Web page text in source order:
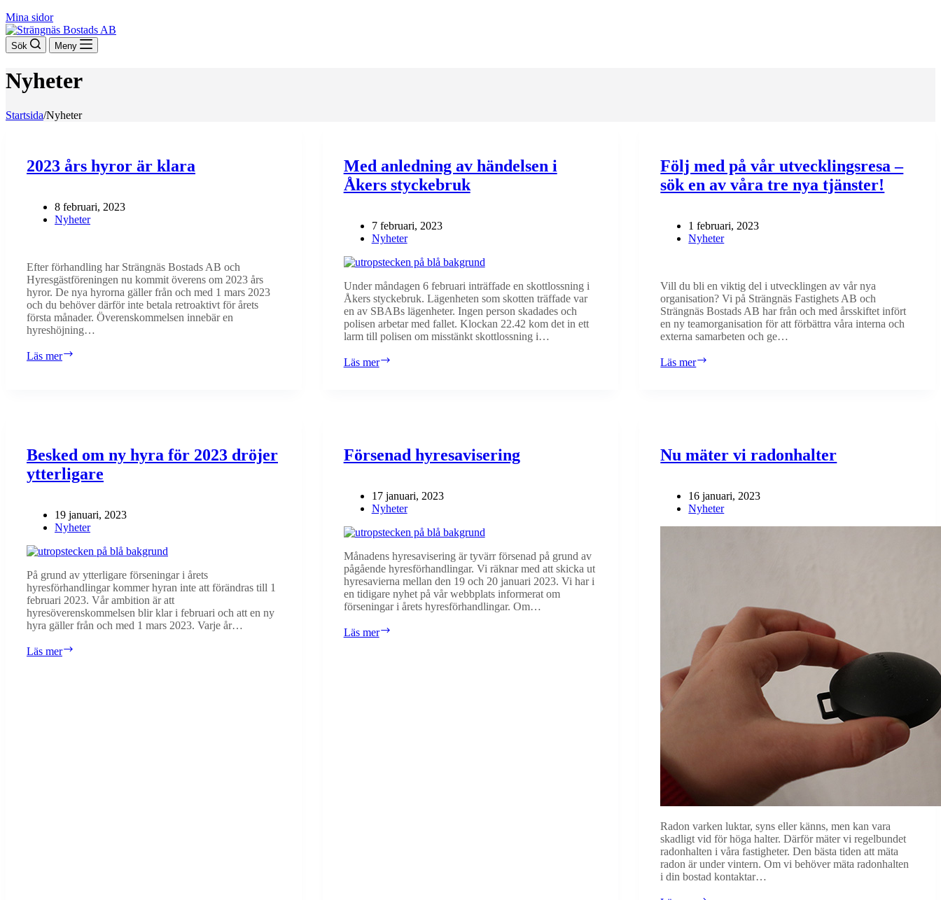
Mina sidor
Sök Meny
Nyheter
Startsida/Nyheter
2023 års hyror är klara
8 februari, 2023
Nyheter
Efter förhandling har Strängnäs Bostads AB och
Hyresgästföreningen nu kommit överens om 2023 års
hyror. De nya hyrorna gäller från och med 1 mars 2023
och du behöver därför inte betala retroaktivt för årets
första månader. Överenskommelsen innebär en
hyreshöjning…
Läs mer
Med anledning av händelsen i
Åkers styckebruk
7 februari, 2023
Nyheter
Under måndagen 6 februari inträffade en skottlossning i
Åkers styckebruk. Lägenheten som skotten träffade var
en av SBABs lägenheter. Ingen person skadades och
polisen arbetar med fallet. Klockan 22.42 kom det in ett
larm till polisen om misstänkt skottlossning i…
Läs mer
Följ med på vår utvecklingsresa –
sök en av våra tre nya tjänster!
1 februari, 2023
Nyheter
Vill du bli en viktig del i utvecklingen av vår nya
organisation? Vi på Strängnäs Fastighets AB och
Strängnäs Bostads AB har från och med årsskiftet infört
en ny teamorganisation för att förbättra våra interna och
externa samarbeten och ge…
Läs mer
av
nya
tjänster!
Besked om ny hyra för 2023 dröjer
ytterligare
19 januari, 2023
Nyheter
På grund av ytterligare förseningar i årets
hyresförhandlingar kommer hyran inte att förändras till 1
februari 2023. Vår ambition är att
hyresöverenskommelsen blir klar i februari och att en ny
hyra gäller från och med 1 mars 2023. Varje år…
Läs mer
Försenad hyresavisering
17 januari, 2023
Nyheter
Månadens hyresavisering är tyvärr försenad på grund av
pågående hyresförhandlingar. Vi räknar med att skicka ut
hyresavierna mellan den 19 och 20 januari 2023. Vi har i
en tidigare nyhet på vår webbplats informerat om
förseningar i årets hyresförhandlingar. Om…
Läs mer
Nu mäter vi radonhalter
16 januari, 2023
Nyheter
Radon varken luktar, syns eller känns, men kan vara
skadligt vid för höga halter. Därför mäter vi regelbundet
radonhalten i våra fastigheter. Den bästa tiden att mäta
radon är under vintern. Om vi behöver mäta radonhalten
i din bostad kontaktar…